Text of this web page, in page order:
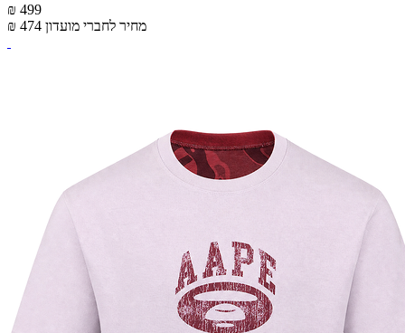
₪ 499
₪ 474 מחיר לחברי מועדון